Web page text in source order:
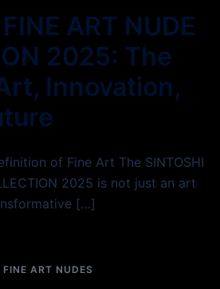
ART NUDE
2025: The
Innovation,
of Fine Art The SINTOSHI
2025 is not just an art
[…]
FINE ART NUDES